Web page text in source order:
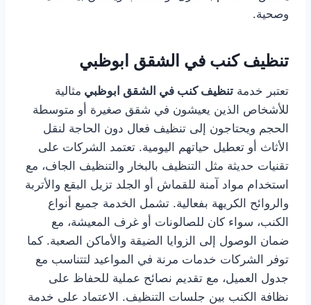
وصحية.
تنظيف كنب في الشقق ابوظبي
تعتبر خدمة تنظيف كنب في الشقق ابوظبي مثالية
للأشخاص الذين يعيشون في شقق صغيرة أو متوسطة
الحجم ويحتاجون إلى تنظيف فعال دون الحاجة لنقل
الأثاث أو تعطيل حياتهم اليومية. تعتمد الشركات على
تقنيات حديثة مثل التنظيف بالبخار والتنظيف الجاف، مع
استخدام مواد آمنة للقماش أو الجلد تزيل البقع والأتربة
والروائح الكريهة بفعالية. تشمل الخدمة جميع أنواع
الكنب، سواء كان للصالونات أو غرف المعيشة، مع
ضمان الوصول إلى الزوايا الضيقة والأماكن الصعبة. كما
توفر الشركات خدمات مرنة في المواعيد لتتناسب مع
جدول العميل، مع تقديم نصائح عملية للحفاظ على
نظافة الكنب بين جلسات التنظيف. الاعتماد على خدمة